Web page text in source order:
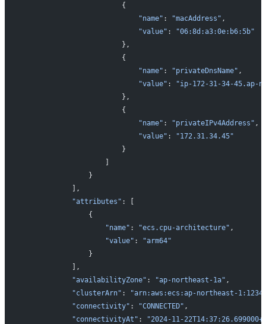
                       {
                           "name"
: "macAddress" ,
                           "value"
:
"06:8d:a3:0e:b6:5b"
                       },
                       {
                           "name"
: "privateDnsName" ,
                           "value"
:
"ip-172-31-34-45.ap-
                       },
                       {
                           "name"
: "privateIPv4Address" ,
                           "value"
:
"172.31.34.45"
                       }
                   ]
               }
           ],
           "attributes"
: [
               {
                   "name"
: "ecs.cpu-architecture" ,
                   "value"
:
"arm64"
               }
           ],
           "availabilityZone"
: "ap-northeast-1a" ,
           "clusterArn"
:
"arn:aws:ecs:ap-northeast-
           "connectivity"
: "CONNECTED" ,
           "connectivityAt"
:
"2024-11-